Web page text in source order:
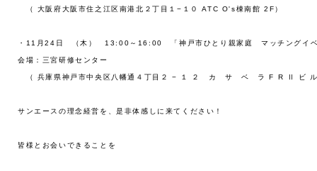
（ 大阪府大阪市住之江区南港北２丁目１−１０ ATC O's棟南館 2F）
・11月24日　（木）　13:00～16:00　「神戸市ひとり親家庭　マッチングイ
会場：三宮研修センター
（ 兵庫県神戸市中央区八幡通４丁目２ − １ ２　カ　サ　ベ　ラ F R Ⅱ ビ
サンエースの理念経営を、是非体感しに来てください！
皆様とお会いできることを